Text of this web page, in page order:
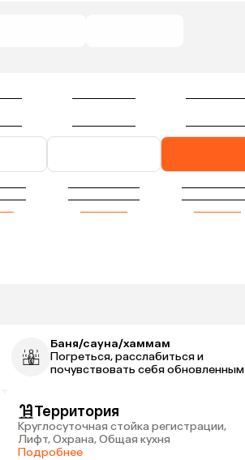
Баня/сауна/хаммам
Погреться, расслабиться и
почувствовать себя обновленным
Территория
Круглосуточная стойка регистрации,
Лифт, Охрана, Общая кухня
Подробнее